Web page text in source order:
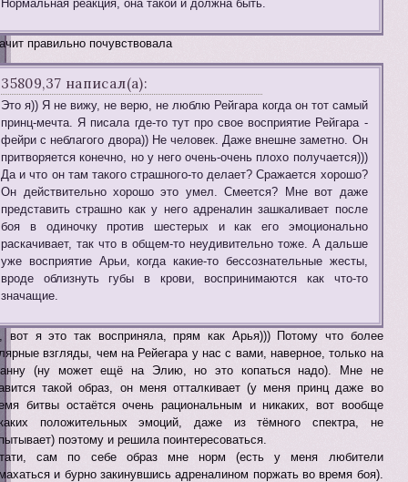
Нормальная реакция, она такой и должна быть.
правильно почувствовала
35809,37 написал(а):
Это я)) Я не вижу, не верю, не люблю Рейгара когда он тот самый
принц-мечта. Я писала где-то тут про свое восприятие Рейгара -
фейри с неблагого двора)) Не человек. Даже внешне заметно. Он
притворяется конечно, но у него очень-очень плохо получается)))
Да и что он там такого страшного-то делает? Сражается хорошо?
Он действительно хорошо это умел. Смеется? Мне вот даже
представить страшно как у него адреналин зашкаливает после
боя в одиночку против шестерых и как его эмоционально
раскачивает, так что в общем-то неудивительно тоже. А дальше
уже восприятие Арьи, когда какие-то бессознательные жесты,
вроде облизнуть губы в крови, воспринимаются как что-то
значащие.
вот я это так восприняла, прям как Арья))) Потому что более
взгляды, чем на Рейегара у нас с вами, наверное, только на
(ну может ещё на Элию, но это копаться надо). Мне не
такой образ, он меня отталкивает (у меня принц даже во
битвы остаётся очень рациональным и никаких, вот вообще
положительных эмоций, даже из тёмного спектра, не
поэтому и решила поинтересоваться.
сам по себе образ мне норм (есть у меня любители
и бурно закинувшись адреналином поржать во время боя).